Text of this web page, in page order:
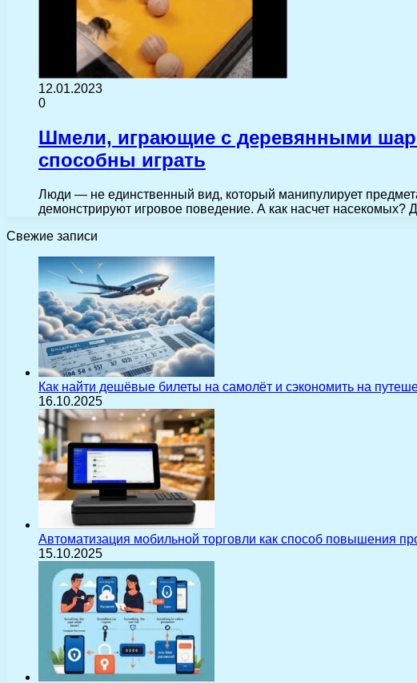
12.01.2023
0
Шмели, играющие с деревянными
способны играть
Люди — не единственный вид, который манипулирует
демонстрируют игровое поведение. А как насчет насекомых?
Свежие записи
Как найти дешёвые билеты на самолёт и сэкономить на
16.10.2025
Автоматизация мобильной торговли как способ повышения
15.10.2025